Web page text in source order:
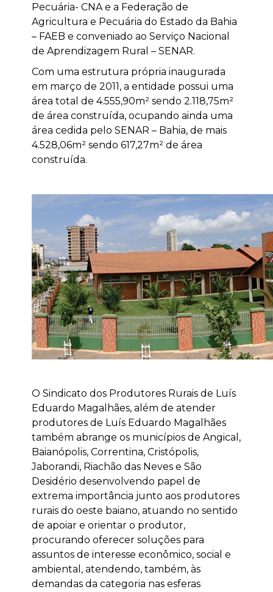
Pecuária- CNA e a Federação de
Agricultura e Pecuária do Estado da Bahia
– FAEB e conveniado ao Serviço Nacional
de Aprendizagem Rural – SENAR.
Com uma estrutura própria inaugurada
em março de 2011, a entidade possui uma
área total de 4.555,90m² sendo 2.118,75m²
de área construída, ocupando ainda uma
área cedida pelo SENAR – Bahia, de mais
4.528,06m² sendo 617,27m² de área
construída.
O Sindicato dos Produtores Rurais de Luís
Eduardo Magalhães, além de atender
produtores de Luís Eduardo Magalhães
também abrange os municípios de Angical,
Baianópolis, Correntina, Cristópolis,
Jaborandi, Riachão das Neves e São
Desidério desenvolvendo papel de
extrema importância junto aos produtores
rurais do oeste baiano, atuando no sentido
de apoiar e orientar o produtor,
procurando oferecer soluções para
assuntos de interesse econômico, social e
ambiental, atendendo, também, às
demandas da categoria nas esferas